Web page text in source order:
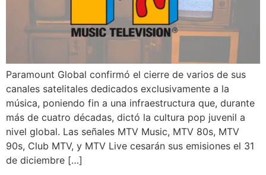
Paramount Global confirmó el cierre de varios de sus
canales satelitales dedicados exclusivamente a la
música, poniendo fin a una infraestructura que, durante
más de cuatro décadas, dictó la cultura pop juvenil a
nivel global. Las señales MTV Music, MTV 80s, MTV
90s, Club MTV, y MTV Live cesarán sus emisiones el 31
de diciembre […]